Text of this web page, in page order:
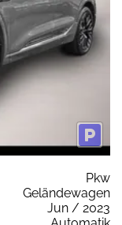
Pkw
Geländewagen
Jun / 2023